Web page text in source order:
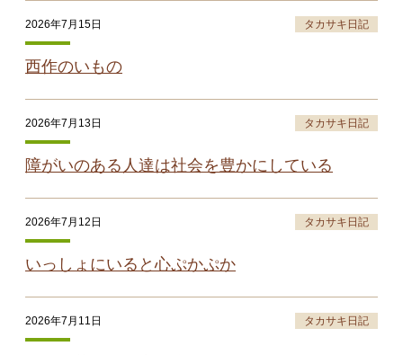
2026年7月15日 タカサキ日記
西作のいもの
2026年7月13日 タカサキ日記
障がいのある人達は社会を豊かにしている
2026年7月12日 タカサキ日記
いっしょにいると心ぷかぷか
2026年7月11日 タカサキ日記